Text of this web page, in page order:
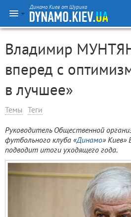
Динамо Киев от Шурика
Владимир
вперед с
в лучшее»
Темы Теги
Руководитель Общественной
футбольного клуба «Динамо»
подводит итоги уходящего года.